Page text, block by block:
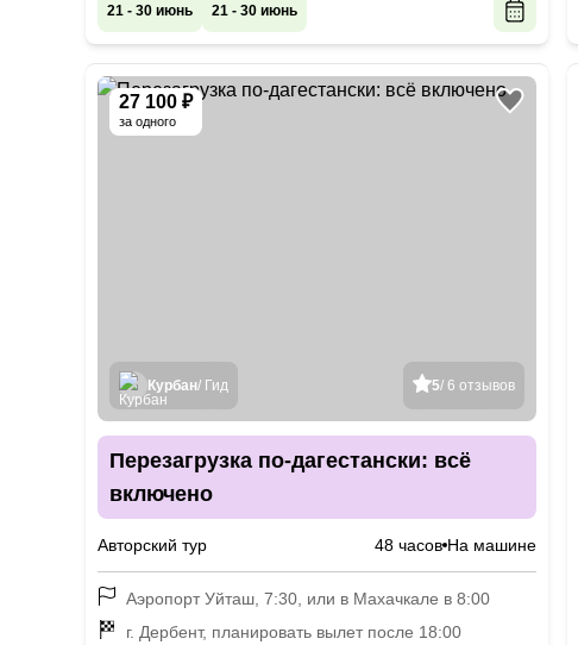
21 - 30 июнь 21 - 30 июнь
27 100 ₽
за одного
5/ 6 отзывов
Курбан/ Гид
Перезагрузка по-дагестански: всё
включено
Авторский тур 48 часов На машине
Аэропорт Уйташ, 7:30, или в Махачкале в 8:00
г. Дербент, планировать вылет после 18:00